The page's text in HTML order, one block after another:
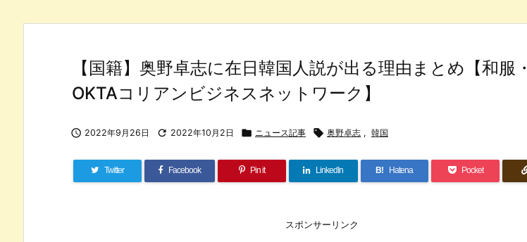
【国籍】奥野卓志に在日韓国人説が出る理由まとめ【和服・
OKTAコリアンビジネスネットワーク】
 2022年9月26日  2022年10月2日  ニュース記事  奥野卓志 , 韓国
Twitter Facebook Pin it LinkedIn B! Hatena Pocket
スポンサーリンク